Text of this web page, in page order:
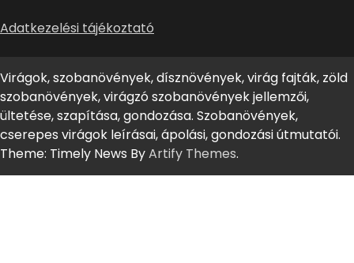
Adatkezelési tájékoztató
Virágok, szobanövények, dísznövények, virág fajták, zöld
szobanövények, virágzó szobanövények jellemzői,
ültetése, szapítása, gondozása. Szobanövények,
cserepes virágok leírásai, ápolási, gondozási útmutatói.
Theme: Timely News ByArtify Themes.